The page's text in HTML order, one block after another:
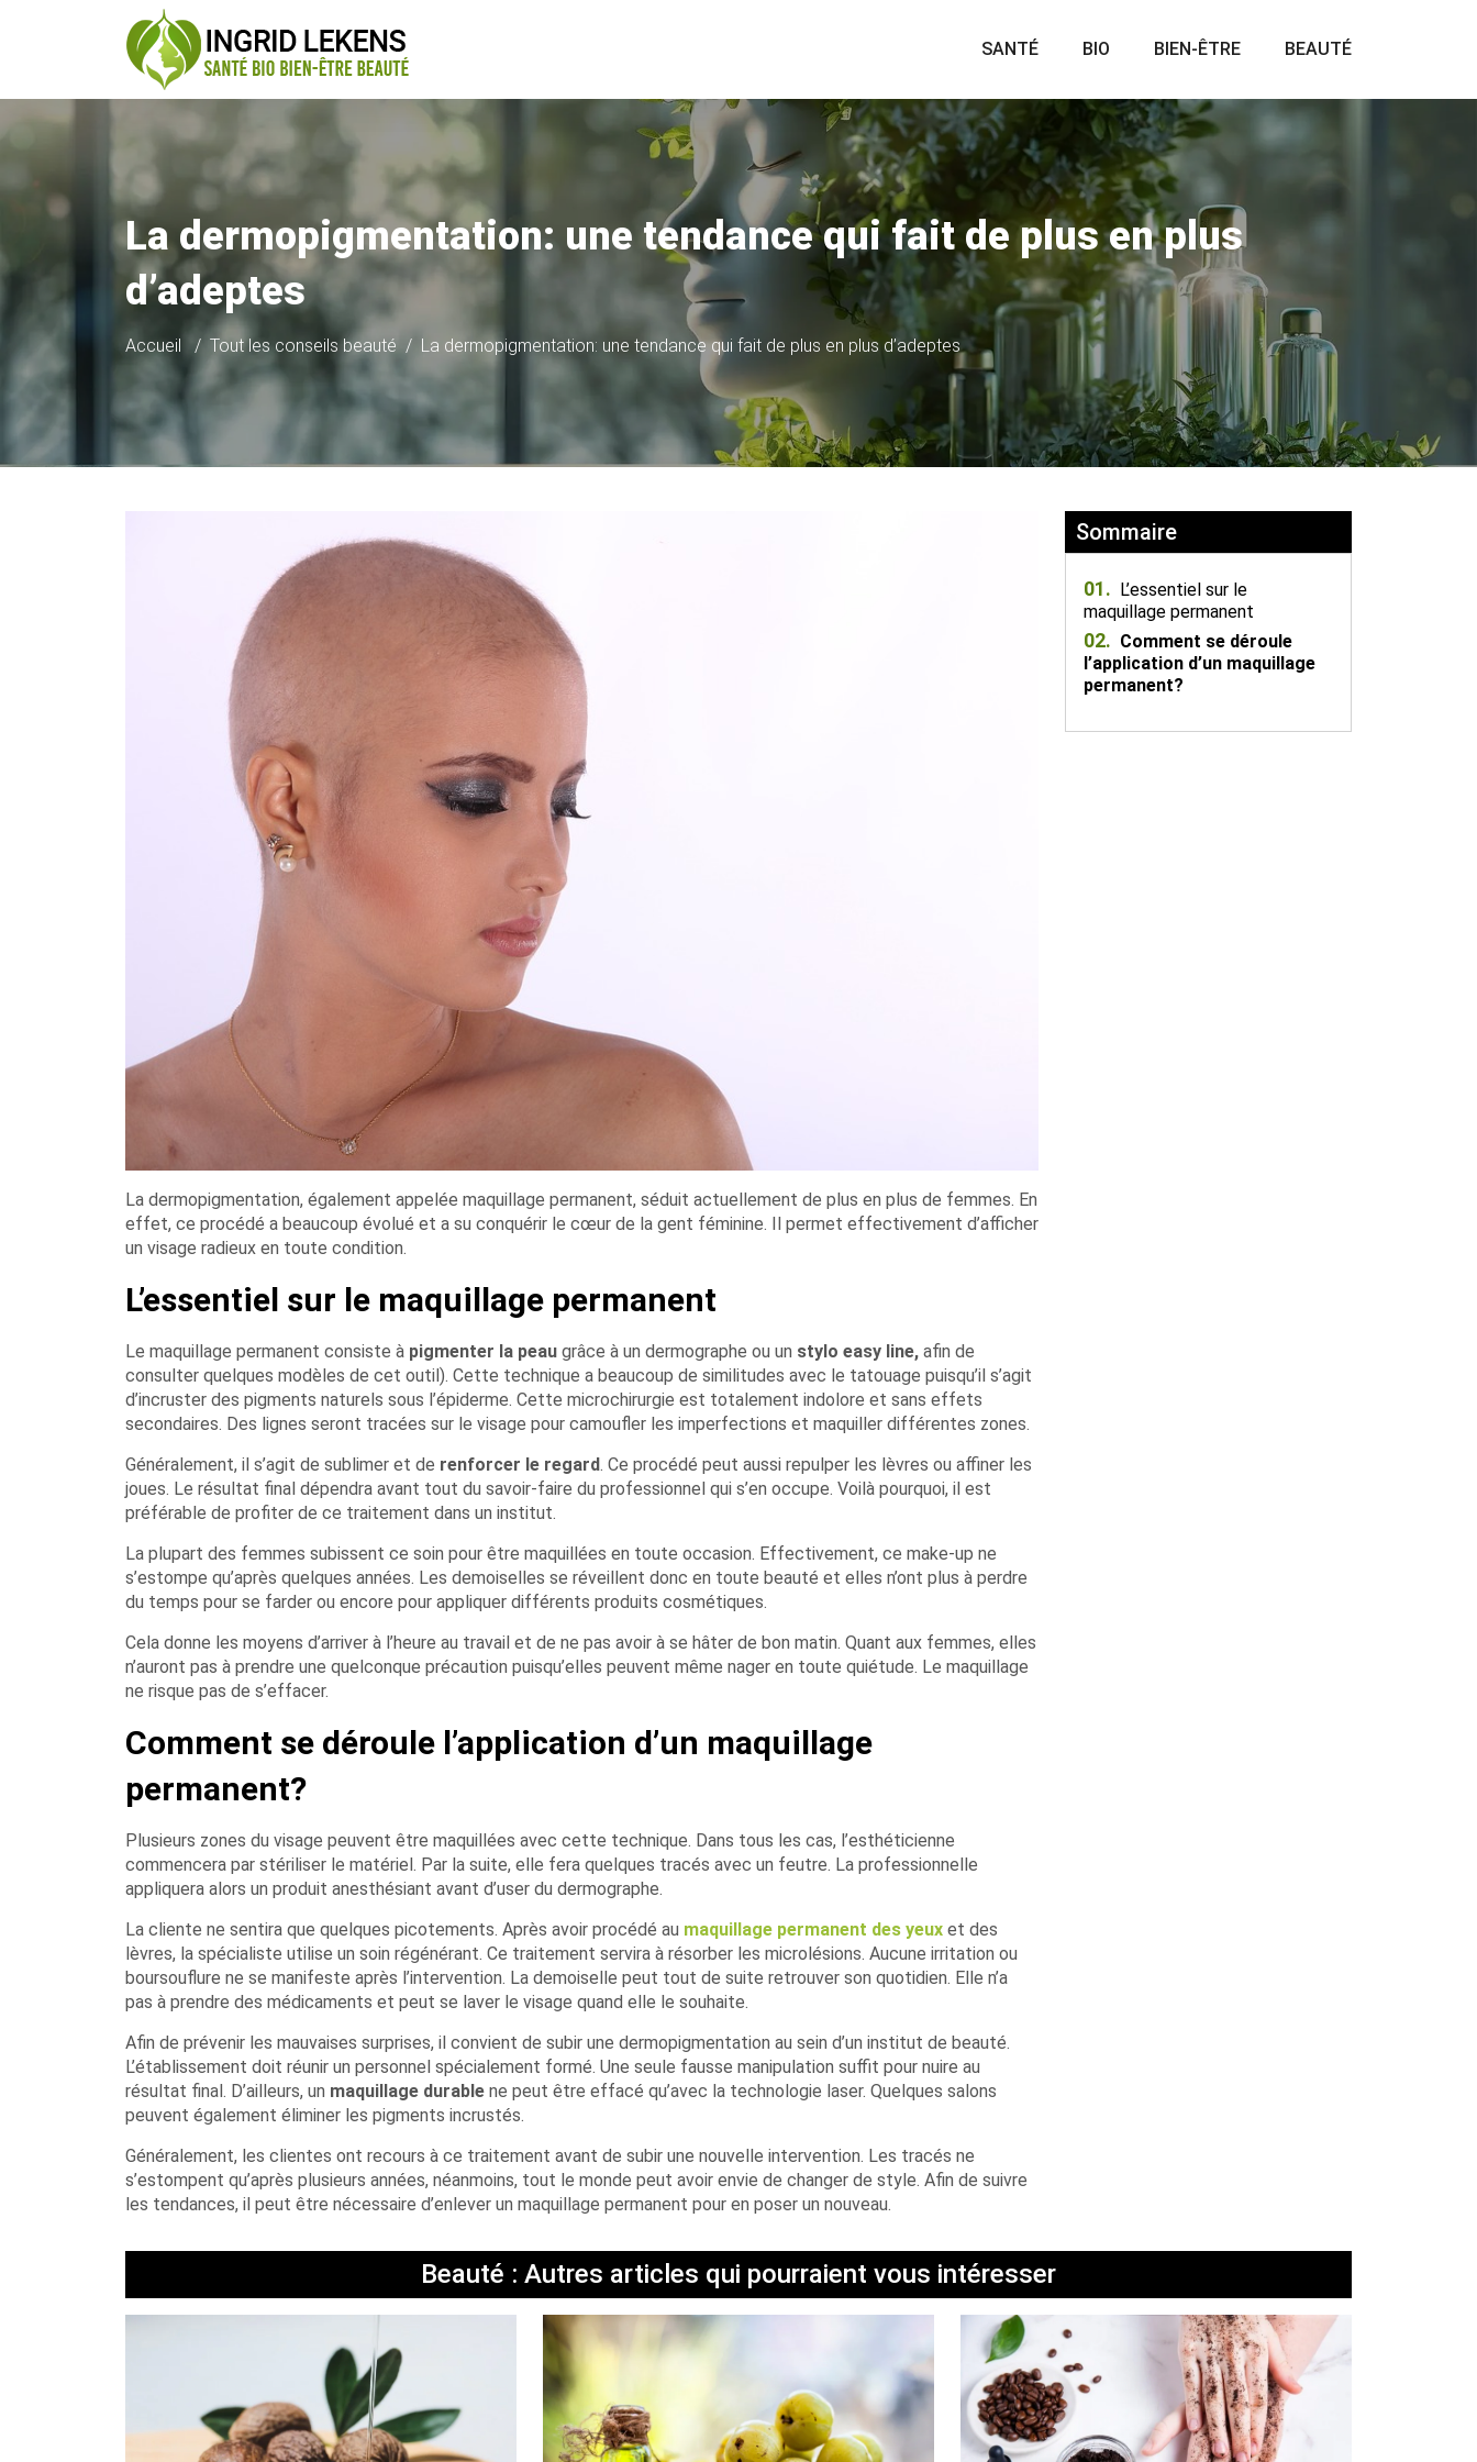
SANTÉ BIO BIEN-ÊTRE BEAUTÉ
La dermopigmentation: une tendance qui fait de plus en plus
d’adeptes
Accueil Tout les conseils beauté La dermopigmentation: une tendance qui fait de plus en plus d’adeptes
La dermopigmentation, également appelée maquillage permanent, séduit actuellement de plus en plus de femmes. En
effet, ce procédé a beaucoup évolué et a su conquérir le cœur de la gent féminine. Il permet effectivement d’afficher
un visage radieux en toute condition.
L’essentiel sur le maquillage permanent
Le maquillage permanent consiste à pigmenter la peau grâce à un dermographe ou un stylo easy line, afin de
consulter quelques modèles de cet outil). Cette technique a beaucoup de similitudes avec le tatouage puisqu’il s’agit
d’incruster des pigments naturels sous l’épiderme. Cette microchirurgie est totalement indolore et sans effets
secondaires. Des lignes seront tracées sur le visage pour camoufler les imperfections et maquiller différentes zones.
Généralement, il s’agit de sublimer et de renforcer le regard. Ce procédé peut aussi repulper les lèvres ou affiner les
joues. Le résultat final dépendra avant tout du savoir-faire du professionnel qui s’en occupe. Voilà pourquoi, il est
préférable de profiter de ce traitement dans un institut.
La plupart des femmes subissent ce soin pour être maquillées en toute occasion. Effectivement, ce make-up ne
s’estompe qu’après quelques années. Les demoiselles se réveillent donc en toute beauté et elles n’ont plus à perdre
du temps pour se farder ou encore pour appliquer différents produits cosmétiques.
Cela donne les moyens d’arriver à l’heure au travail et de ne pas avoir à se hâter de bon matin. Quant aux femmes, elles
n’auront pas à prendre une quelconque précaution puisqu’elles peuvent même nager en toute quiétude. Le maquillage
ne risque pas de s’effacer.
Comment se déroule l’application d’un maquillage
permanent?
Plusieurs zones du visage peuvent être maquillées avec cette technique. Dans tous les cas, l’esthéticienne
commencera par stériliser le matériel. Par la suite, elle fera quelques tracés avec un feutre. La professionnelle
appliquera alors un produit anesthésiant avant d’user du dermographe.
La cliente ne sentira que quelques picotements. Après avoir procédé au maquillage permanent des yeux et des
lèvres, la spécialiste utilise un soin régénérant. Ce traitement servira à résorber les microlésions. Aucune irritation ou
boursouflure ne se manifeste après l’intervention. La demoiselle peut tout de suite retrouver son quotidien. Elle n’a
pas à prendre des médicaments et peut se laver le visage quand elle le souhaite.
Afin de prévenir les mauvaises surprises, il convient de subir une dermopigmentation au sein d’un institut de beauté.
L’établissement doit réunir un personnel spécialement formé. Une seule fausse manipulation suffit pour nuire au
résultat final. D’ailleurs, un maquillage durable ne peut être effacé qu’avec la technologie laser. Quelques salons
peuvent également éliminer les pigments incrustés.
Généralement, les clientes ont recours à ce traitement avant de subir une nouvelle intervention. Les tracés ne
s’estompent qu’après plusieurs années, néanmoins, tout le monde peut avoir envie de changer de style. Afin de suivre
les tendances, il peut être nécessaire d’enlever un maquillage permanent pour en poser un nouveau.
Sommaire
01. L’essentiel sur le
maquillage permanent
02. Comment se déroule
l’application d’un maquillage
permanent?
Beauté : Autres articles qui pourraient vous intéresser